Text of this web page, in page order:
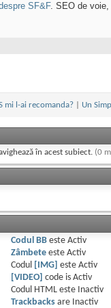
SF&F. SEO de voie,
mi l-ai recomanda?| Un
în acest subiect. (0
Codul BBeste Activ
Zâmbeteeste Activ
Codul
[IMG] este Activ
[VIDEO]
code is Activ
Codul HTML este
Inactiv
Trackbacksare
Inactiv